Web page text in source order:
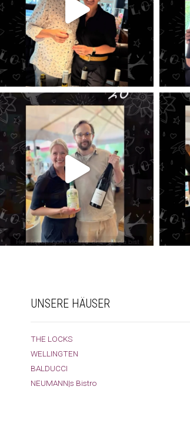
UNSERE HÄUSER
THE LOCKS
WELLINGTEN
BALDUCCI
NEUMANN|s Bistro